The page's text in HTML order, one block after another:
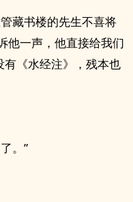
藏书楼的先生不喜将
他一声，他直接给我们
有《水经注》，残本也
。”